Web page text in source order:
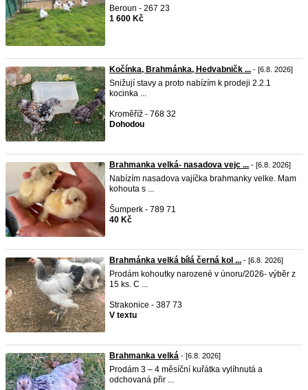
Beroun - 267 23
1 600 Kč
Kočínka, Brahmánka, Hedvabničk ... - [6.8. 2026]
Snižují stavy a proto nabízím k prodeji 2.2.1
kocinka ...
Kroměříž - 768 32
Dohodou
Brahmanka velká- nasadova vejc ... - [6.8. 2026]
Nabízím nasadova vajíčka brahmanky velke. Mam
kohouta s ...
Šumperk - 789 71
40 Kč
Brahmánka velká bílá černá kol ... - [6.8. 2026]
Prodám kohoutky narozené v únoru/2026- výběr z
15 ks. C ...
Strakonice - 387 73
V textu
Brahmanka velká - [6.8. 2026]
Prodám 3 – 4 měsíční kuřátka vylíhnutá a
odchovaná přir ...